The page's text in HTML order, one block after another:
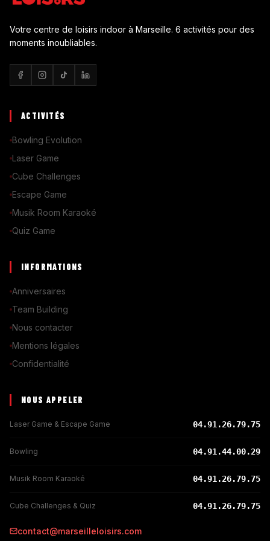
Votre centre de loisirs indoor à Marseille. 6 activités pour des
moments inoubliables.
ACTIVITÉS
Bowling Evolution
Laser Game
Cube Challenges
Escape Game
Musik Room Karaoké
Quiz Game
INFORMATIONS
Anniversaires
Team Building
Nous contacter
Mentions légales
Confidentialité
NOUS APPELER
Laser Game & Escape Game 04.91.26.79.75
Bowling 04.91.44.00.29
Musik Room Karaoké 04.91.26.79.75
Cube Challenges & Quiz 04.91.26.79.75
contact@marseilleloisirs.com